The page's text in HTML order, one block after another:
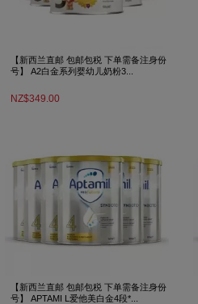
【新西兰直邮 包邮包税 下单需备注身份
号】 A2白金系列婴幼儿奶粉3...
NZ$349.00
【新西兰直邮 包邮包税 下单需备注身份
号】 APTAMI L爱他美白金4段*...